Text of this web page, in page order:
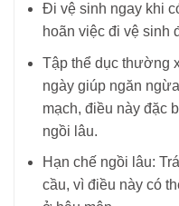
Đi vệ sinh ngay khi
hoãn việc đi vệ sinh
Tập thể dục thường
ngày giúp ngăn
mạch, điều này đặc
ngồi lâu.
Hạn chế ngồi lâu:
cầu, vì điều này có